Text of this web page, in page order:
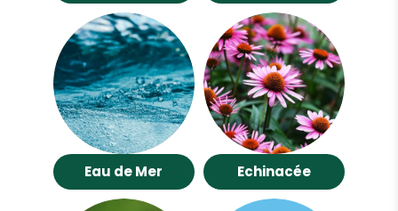
Eau de Mer Echinacée